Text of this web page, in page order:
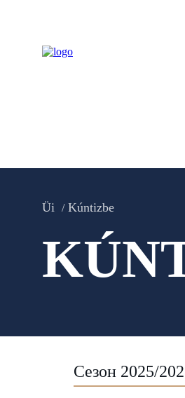
Üi Kúntizbe
Сезон 2025/